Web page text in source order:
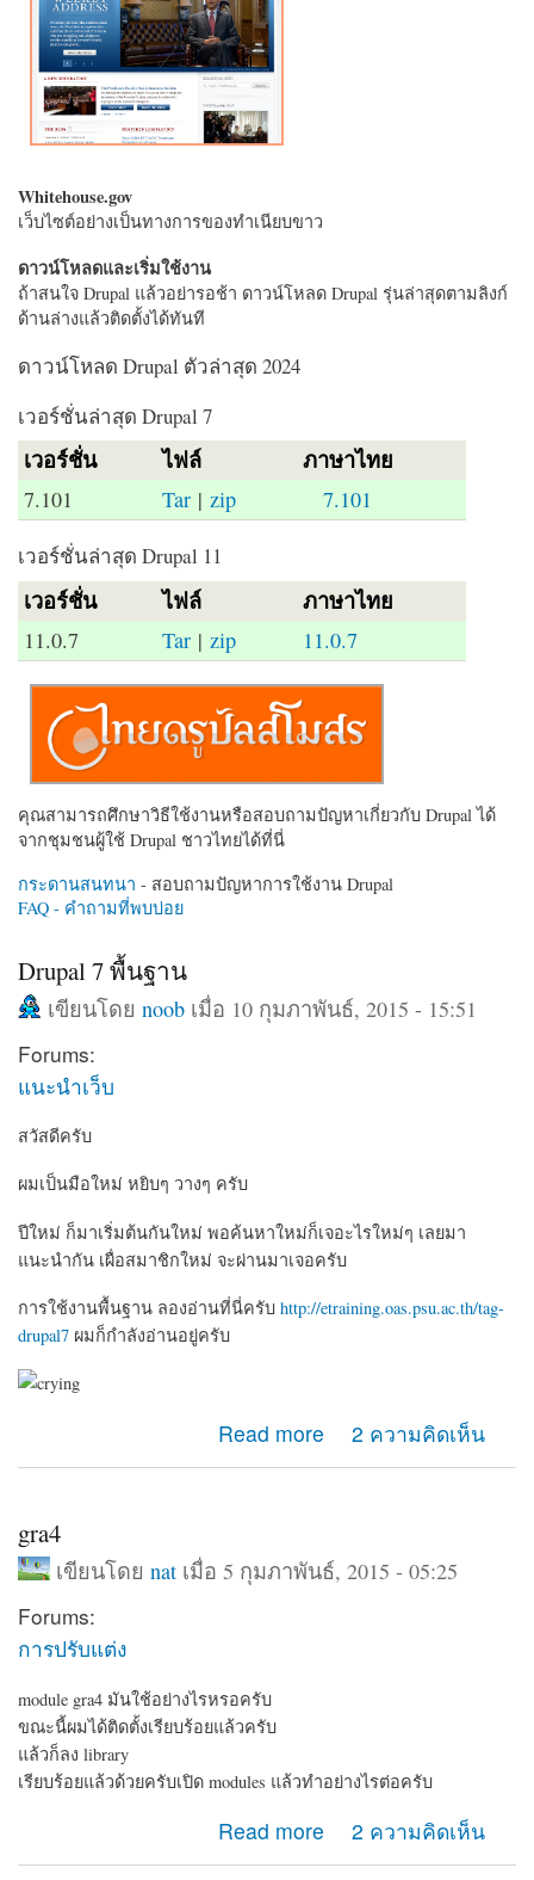
Whitehouse.gov
เว็บไซต์อย่างเป็นทางการของทำเนียบขาว
ดาวน์โหลดและเริ่มใช้งาน
ถ้าสนใจ Drupal แล้วอย่ารอช้า ดาวน์โหลด Drupal รุ่นล่าสุดตามลิงก์
ด้านล่างแล้วติดตั้งได้ทันที
ดาวน์โหลด Drupal ตัวล่าสุด 2024
เวอร์ชั่นล่าสุด Drupal 7
เวอร์ชั่น ไฟล์ ภาษาไทย
7.101 Tar |zip 7.101
เวอร์ชั่นล่าสุด Drupal 11
เวอร์ชั่น ไฟล์ ภาษาไทย
11.0.7 Tar | zip 11.0.7
คุณสามารถศึกษาวิธีใช้งานหรือสอบถามปัญหาเกี่ยวกับ Drupal ได้
จากชุมชนผู้ใช้ Drupal ชาวไทยได้ที่นี่
กระดานสนทนา - สอบถามปัญหาการใช้งาน Drupal
FAQ - คำถามที่พบบ่อย
Drupal 7 พื้นฐาน
เขียนโดย noob เมื่อ 10 กุมภาพันธ์, 2015 - 15:51
Forums:
แนะนำเว็บ
สวัสดีครับ
ผมเป็นมือใหม่ หยิบๆ วางๆ ครับ
ปีใหม่ ก็มาเริ่มต้นกันใหม่ พอค้นหาใหม่ก็เจอะไรใหม่ๆ เลยมา
แนะนำกัน เผื่อสมาชิกใหม่ จะผ่านมาเจอครับ
การใช้งานพื้นฐาน ลองอ่านที่นี่ครับ http://etraining.oas.psu.ac.th/tag-
drupal7 ผมก็กำลังอ่านอยู่ครับ
Read more 2 ความคิดเห็น
gra4
เขียนโดย natเมื่อ 5 กุมภาพันธ์, 2015 - 05:25
Forums:
การปรับแต่ง
module gra4 มันใช้อย่างไรหรอครับ
ขณะนี้ผมได้ติดตั้งเรียบร้อยแล้วครับ
แล้วก็ลง library
เรียบร้อยแล้วด้วยครับเปิด modules แล้วทำอย่างไรต่อครับ
Read more 2 ความคิดเห็น